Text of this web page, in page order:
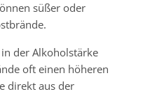
süßer oder
der Alkoholstärke
oft einen höheren
direkt aus der